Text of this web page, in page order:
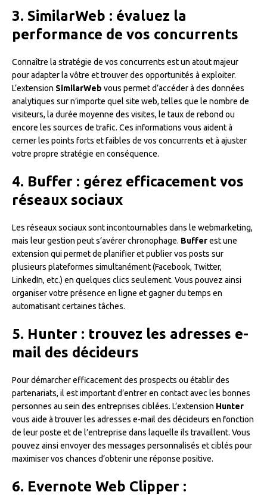
3. SimilarWeb : évaluez la
performance de vos concurrents
Connaître la stratégie de vos concurrents est un atout majeur
pour adapter la vôtre et trouver des opportunités à exploiter.
L’extension SimilarWeb vous permet d’accéder à des données
analytiques sur n’importe quel site web, telles que le nombre de
visiteurs, la durée moyenne des visites, le taux de rebond ou
encore les sources de trafic. Ces informations vous aident à
cerner les points forts et faibles de vos concurrents et à ajuster
votre propre stratégie en conséquence.
4. Buffer : gérez efficacement vos
réseaux sociaux
Les réseaux sociaux sont incontournables dans le webmarketing,
mais leur gestion peut s’avérer chronophage. Bufferest une
extension qui permet de planifier et publier vos posts sur
plusieurs plateformes simultanément (Facebook, Twitter,
LinkedIn, etc.) en quelques clics seulement. Vous pouvez ainsi
organiser votre présence en ligne et gagner du temps en
automatisant certaines tâches.
5. Hunter : trouvez les adresses e-
mail des décideurs
Pour démarcher efficacement des prospects ou établir des
partenariats, il est important d’entrer en contact avec les bonnes
personnes au sein des entreprises ciblées. L’extension Hunter
vous aide à trouver les adresses e-mail des décideurs en fonction
de leur poste et de l’entreprise dans laquelle ils travaillent. Vous
pouvez ainsi envoyer des messages personnalisés et ciblés pour
maximiser vos chances d’obtenir une réponse positive.
6. Evernote Web Clipper :